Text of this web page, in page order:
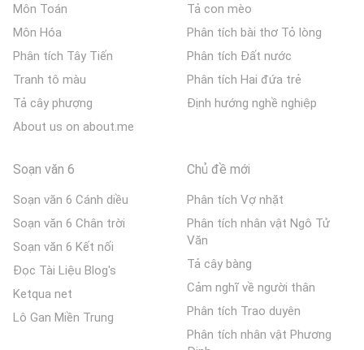
Môn Toán
Môn Hóa
Phân tích Tây Tiến
Tranh tô màu
Tả cây phượng
About us on about.me
Tả con mèo
Phân tích bài thơ Tỏ lòng
Phân tích Đất nước
Phân tích Hai đứa trẻ
Định hướng nghề nghiệp
Soạn văn 6
Soạn văn 6 Cánh diều
Soạn văn 6 Chân trời
Soạn văn 6 Kết nối
Đọc Tài Liệu Blog's
Ketqua net
Lô Gan Miền Trung
Chủ đề mới
Phân tích Vợ nhặt
Phân tích nhân vật Ngô Tử
Văn
Tả cây bàng
Cảm nghĩ về người thân
Phân tích Trao duyên
Phân tích nhân vật Phương